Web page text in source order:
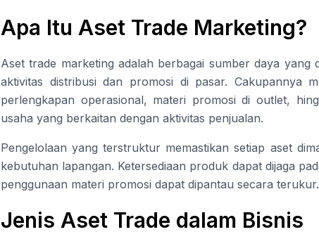
Apa Itu Aset Trade Marketing?
Aset trade marketing adalah berbagai sumber daya yang
aktivitas distribusi dan promosi di pasar. Cakupannya
perlengkapan operasional, materi promosi di outlet,
usaha yang berkaitan dengan aktivitas penjualan.
Pengelolaan yang terstruktur memastikan setiap aset
kebutuhan lapangan. Ketersediaan produk dapat dijaga
penggunaan materi promosi dapat dipantau secara terukur.
Jenis Aset Trade dalam Bisnis